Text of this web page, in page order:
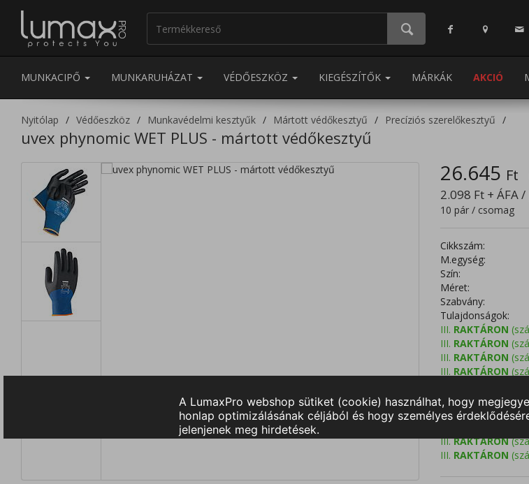
MUNKACIPŐ MUNKARUHÁZAT VÉDŐESZKÖZ KIEGÉSZÍTŐK MÁRKÁK AKCIÓ
Nyitólap Védőeszköz Munkavédelmi kesztyűk Mártott védőkesztyű Precíziós szerelőkesztyű
uvex phynomic WET PLUS - mártott védőkesztyű
26.645 Ft
2.098 Ft + ÁFA
10 pár / csomag
Cikkszám:
M.egység:
Szín:
Méret:
Szabvány:
Tulajdonságok:
III. RAKTÁRON
III. RAKTÁRON
III. RAKTÁRON
III. RAKTÁRON
III.RAKTÁRON
III. RAKTÁRON
III.RAKTÁRON
III. RAKTÁRON